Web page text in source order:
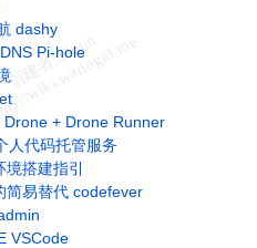
dashy
Pi-hole
+ Drone Runner
人代码托管服务
搭建指引
简易替代 codefever
VSCode